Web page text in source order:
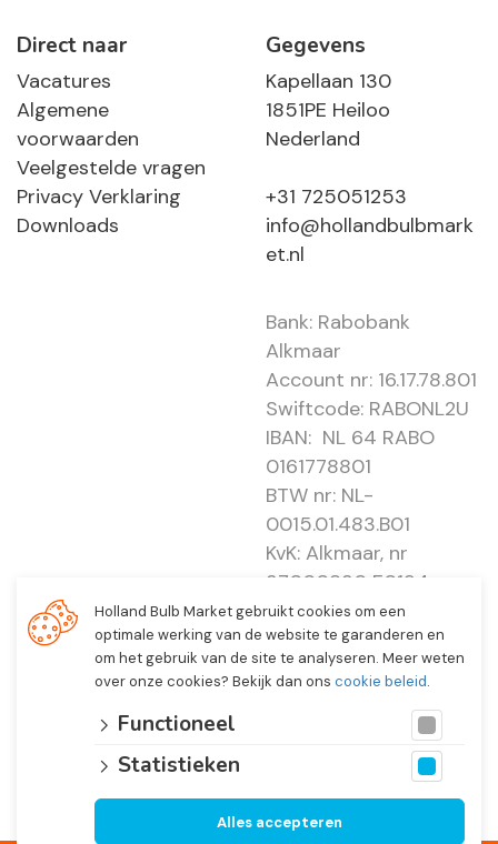
Direct naar
Vacatures
Algemene
voorwaarden
Veelgestelde vragen
Privacy Verklaring
Downloads
Gegevens
Kapellaan 130
1851PE Heiloo
Nederland
+31 725051253
info@hollandbulbmark
et.nl
Bank: Rabobank
Alkmaar
Account nr: 16.17.78.801
Swiftcode: RABONL2U
IBAN: NL 64 RABO
0161778801
BTW nr: NL-
0015.01.483.B01
KvK: Alkmaar, nr
37000830 E0194 -
EBO 505
Holland Bulb Market gebruikt cookies om een
optimale werking van de website te garanderen en
om het gebruik van de site te analyseren. Meer weten
over onze cookies? Bekijk dan ons cookie beleid.
Functioneel
Statistieken
Alles accepteren